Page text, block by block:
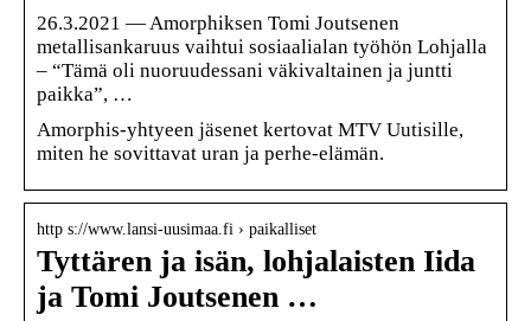
26.3.2021 — Amorphiksen Tomi Joutsenen
metallisankaruus vaihtui sosiaalialan työhön Lohjalla
– “Tämä oli nuoruudessani väkivaltainen ja juntti
paikka”, …
Amorphis-yhtyeen jäsenet kertovat MTV Uutisille,
miten he sovittavat uran ja perhe-elämän.
http s://www.lansi-uusimaa.fi › paikalliset
Tyttären ja isän, lohjalaisten Iida
ja Tomi Joutsenen …